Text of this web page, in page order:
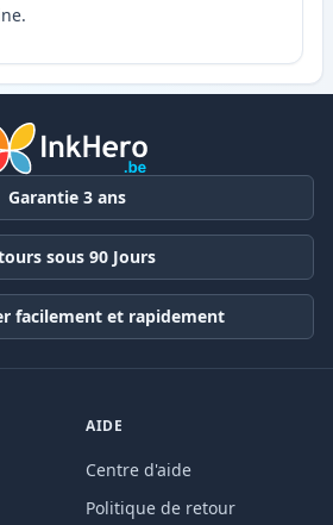
Garantie 3 ans
sous 90 Jours
facilement et rapidement
AIDE
Centre d'aide
Politique de retour